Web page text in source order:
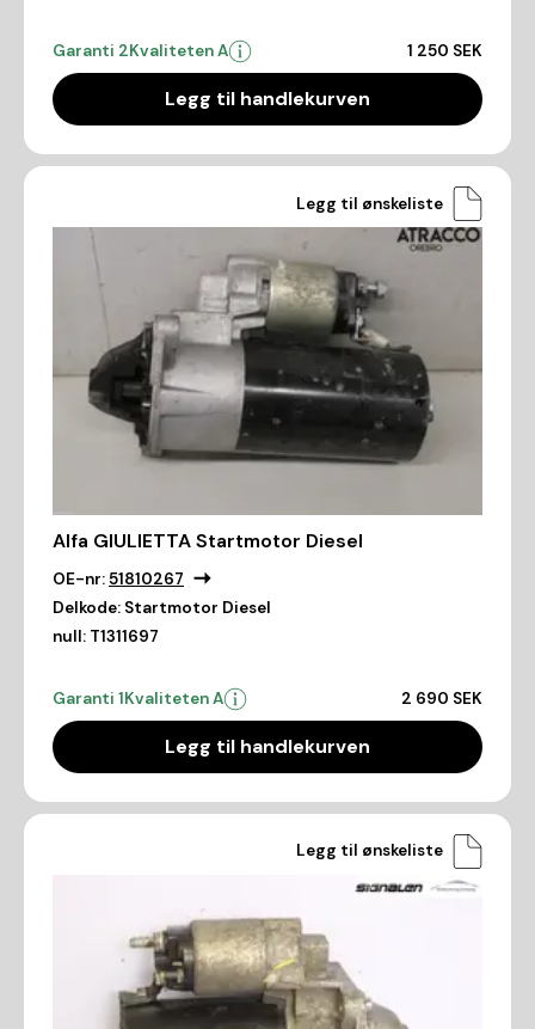
Garanti 2Kvaliteten A 1 250 SEK
Legg til handlekurven
Legg til ønskeliste
Alfa GIULIETTA Startmotor Diesel
OE-nr:51810267
Delkode: Startmotor Diesel
null: T1311697
Garanti 1Kvaliteten A 2 690 SEK
Legg til handlekurven
Legg til ønskeliste